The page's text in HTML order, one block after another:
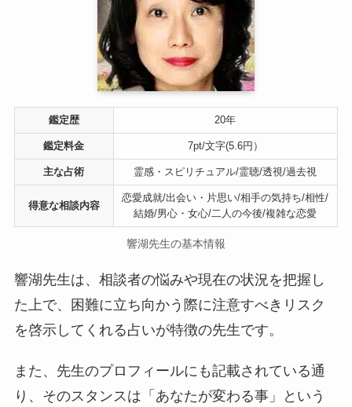
鑑定歴 20年
鑑定料金 7pt/文字(5.6円）
主な占術 霊感・スピリチュアル/霊聴/透視/過去視
得意な相談内容
恋愛成就/出会い・片思い/相手の気持ち/相性/
結婚/男心・女心/二人の今後/複雑な恋愛
響湖先生の基本情報
響湖先生は、相談者の悩みや現在の状況を把握し
た上で、困難に立ち向かう際に注意すべきリスク
を啓示してくれる占いが特徴の先生です。
また、先生のプロフィールにも記載されている通
り、そのスタンスは「あなたが変わる事」という